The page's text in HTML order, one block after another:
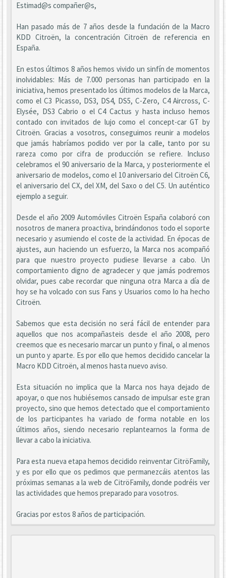
Estimad@s compañer@s,
Han pasado más de 7 años desde la fundación de la Macro
KDD Citroën, la concentración Citroën de referencia en
España.
En estos últimos 8 años hemos vivido un sinfín de momentos
inolvidables: Más de 7.000 personas han participado en la
iniciativa, hemos presentado los últimos modelos de la Marca,
como el C3 Picasso, DS3, DS4, DS5, C-Zero, C4 Aircross, C-
Elysée, DS3 Cabrio o el C4 Cactus y hasta incluso hemos
contado con invitados de lujo como el concept-car GT by
Citroën. Gracias a vosotros, conseguimos reunir a modelos
que jamás habríamos podido ver por la calle, tanto por su
rareza como por cifra de producción se refiere. Incluso
celebramos el 90 aniversario de la Marca, y posteriormente el
aniversario de modelos, como el 10 aniversario del Citroën C6,
el aniversario del CX, del XM, del Saxo o del C5. Un auténtico
ejemplo a seguir.
Desde el año 2009 Automóviles Citroën España colaboró con
nosotros de manera proactiva, brindándonos todo el soporte
necesario y asumiendo el coste de la actividad. En épocas de
ajustes, aun haciendo un esfuerzo, la Marca nos acompañó
para que nuestro proyecto pudiese llevarse a cabo. Un
comportamiento digno de agradecer y que jamás podremos
olvidar, pues cabe recordar que ninguna otra Marca a día de
hoy se ha volcado con sus Fans y Usuarios como lo ha hecho
Citroën.
Sabemos que esta decisión no será fácil de entender para
aquellos que nos acompañasteis desde el año 2008, pero
creemos que es necesario marcar un punto y final, o al menos
un punto y aparte. Es por ello que hemos decidido cancelar la
Macro KDD Citroën, al menos hasta nuevo aviso.
Esta situación no implica que la Marca nos haya dejado de
apoyar, o que nos hubiésemos cansado de impulsar este gran
proyecto, sino que hemos detectado que el comportamiento
de los participantes ha variado de forma notable en los
últimos años, siendo necesario replantearnos la forma de
llevar a cabo la iniciativa.
Para esta nueva etapa hemos decidido reinventar CitröFamily,
y es por ello que os pedimos que permanezcáis atentos las
próximas semanas a la web de CitröFamily, donde podréis ver
las actividades que hemos preparado para vosotros.
Gracias por estos 8 años de participación.